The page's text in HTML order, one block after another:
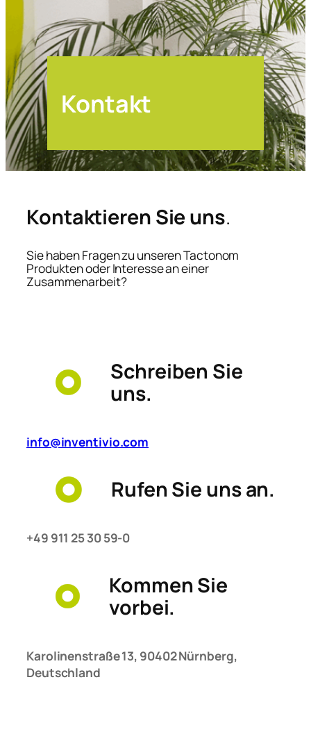
Kontakt
Kontaktieren Sie uns.
Sie haben Fragen zu unseren Tactonom
Produkten oder Interesse an einer
Zusammenarbeit?
Schreiben Sie
uns.
info@inventivio.com
Rufen Sie uns an.
+49 911 25 30 59-0
Kommen Sie
vorbei.
Karolinenstraße 13, 90402 Nürnberg,
Deutschland